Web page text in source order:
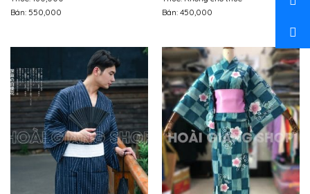
Bán: 550,000
Bán: 450,000